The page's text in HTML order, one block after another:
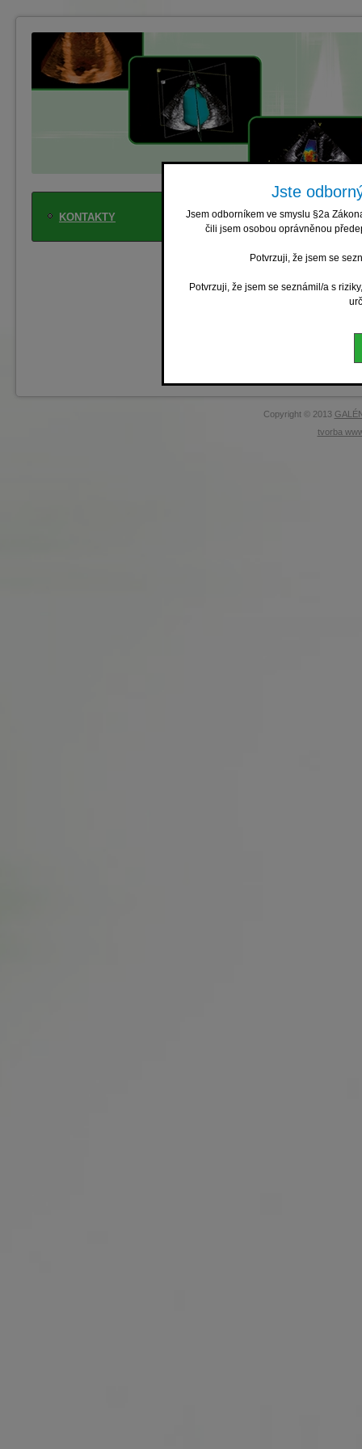
Jste
Jsem odborníkem ve smyslu §2a
čili jsem osobou oprávněnou
Potvrzuji, že jsem se
Potvrzuji, že jsem se seznámil/a s
GALÉN -
Břežanská 10
100 00 Praha 10
e-mail:
KONTAKTY
Copyright © 2013
tvorba